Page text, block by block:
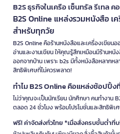
B2S ธุรกิจในเครือ เซ็นทรัล รีเทล
B2S Online แหล่งรวมหนังสือ เ
สำหรับทุกวัย
B2S Online คือร้านหนังสือและเครื่องเขียน
อ่านและงานเขียน ให้คุณรู้สึกเหมือนมีร้านหนั
ออกจากบ้าน เพราะ b2s มีทั้งหนังสือหลาก
สิทธิพิเศษที่ไม่ควรพลาด!
ทำไม B2S Online คือแหล่งช้อปปิ้
ไม่ว่าคุณจะเป็นนักเรียน นักศึกษา คนทำงา
ตลอด 24 ชั่วโมง พร้อมโปรโมชั่นและสิทธิพิเ
ฟรี! ค่าจัดส่งทั่วไทย *เมื่อสั่งครบขั้นต่ำที่